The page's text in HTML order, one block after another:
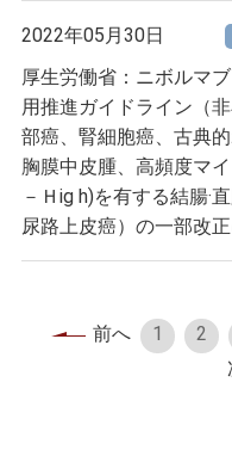
2022年05月30日
厚生労働省：ニボルマ
用推進ガイドライン（
部癌、腎細胞癌、古典
胸膜中皮腫、高頻度マ
－Ｈⅰg h)を有する結腸·
尿路上皮癌）の一部改
前へ 1 2